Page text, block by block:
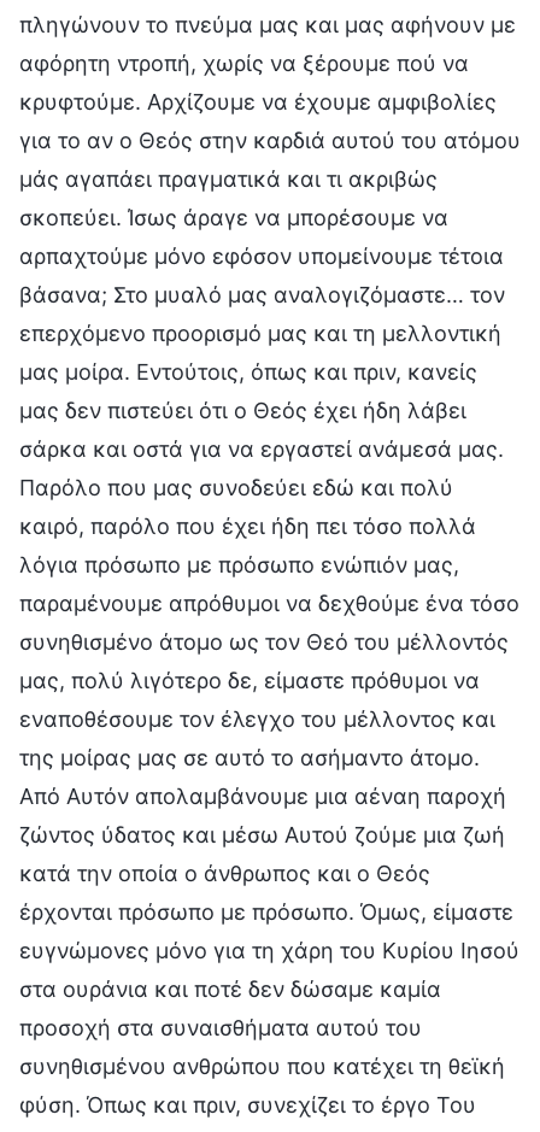
πληγώνουν το πνεύμα μας και μας αφήνουν με
αφόρητη ντροπή, χωρίς να ξέρουμε πού να
κρυφτούμε. Αρχίζουμε να έχουμε αμφιβολίες
για το αν ο Θεός στην καρδιά αυτού του ατόμου
μάς αγαπάει πραγματικά και τι ακριβώς
σκοπεύει. Ίσως άραγε να μπορέσουμε να
αρπαχτούμε μόνο εφόσον υπομείνουμε τέτοια
βάσανα; Στο μυαλό μας αναλογιζόμαστε… τον
επερχόμενο προορισμό μας και τη μελλοντική
μας μοίρα. Εντούτοις, όπως και πριν, κανείς
μας δεν πιστεύει ότι ο Θεός έχει ήδη λάβει
σάρκα και οστά για να εργαστεί ανάμεσά μας.
Παρόλο που μας συνοδεύει εδώ και πολύ
καιρό, παρόλο που έχει ήδη πει τόσο πολλά
λόγια πρόσωπο με πρόσωπο ενώπιόν μας,
παραμένουμε απρόθυμοι να δεχθούμε ένα τόσο
συνηθισμένο άτομο ως τον Θεό του μέλλοντός
μας, πολύ λιγότερο δε, είμαστε πρόθυμοι να
εναποθέσουμε τον έλεγχο του μέλλοντος και
της μοίρας μας σε αυτό το ασήμαντο άτομο.
Από Αυτόν απολαμβάνουμε μια αέναη παροχή
ζώντος ύδατος και μέσω Αυτού ζούμε μια ζωή
κατά την οποία ο άνθρωπος και ο Θεός
έρχονται πρόσωπο με πρόσωπο. Όμως, είμαστε
ευγνώμονες μόνο για τη χάρη του Κυρίου Ιησού
στα ουράνια και ποτέ δεν δώσαμε καμία
προσοχή στα συναισθήματα αυτού του
συνηθισμένου ανθρώπου που κατέχει τη θεϊκή
φύση. Όπως και πριν, συνεχίζει το έργο Του